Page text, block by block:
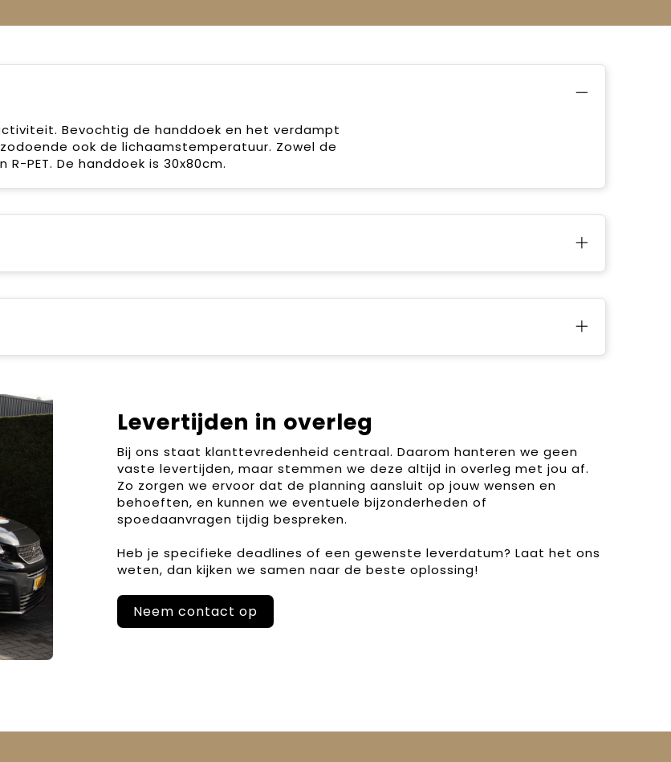
Bevochtig de handdoek en het verdampt
ook de lichaamstemperatuur. Zowel de
PET. De handdoek is 30x80cm.
Levertijden in overleg
Bij ons staat klanttevredenheid centraal. Daarom hanteren we geen
vaste levertijden, maar stemmen we deze altijd in overleg met jou af.
Zo zorgen we ervoor dat de planning aansluit op jouw wensen en
behoeften, en kunnen we eventuele bijzonderheden of
spoedaanvragen tijdig bespreken.
Heb je specifieke deadlines of een gewenste leverdatum? Laat het ons
weten, dan kijken we samen naar de beste oplossing!
Neem contact op